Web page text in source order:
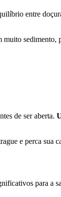
entre
muito
de ser aberta.
e perca sua
para a